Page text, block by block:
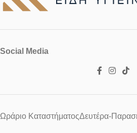
Social Media
Ωράριο ΚαταστήματοςΔευτέρα-